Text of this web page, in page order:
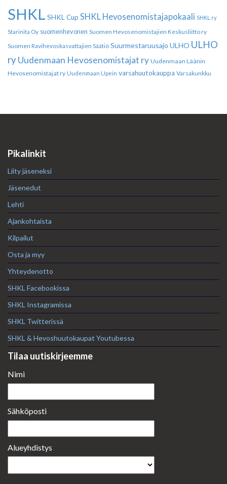
SHKL SHKL Cup SHKL Hevosenomistajapokaali SHKL ry
Starinita Oy suomenhevonen Suomen Hevosenomistajien Keskusliitto ry
Suomen Ravihevoskasvattajien Säätiö Suurmestaruusajo ULHO ULHO
ryUudenmaan Hevosenomistajat ry Uudenmaan Läänin
Hevosenomistajat ry Uudenmaan Upein varsahuutokauppa Varsakunkku
Pikalinkit
Liity jäseneksi
Jäsenedut
Lehti
Ajankohtaista
Kilpailut
Osta ja myy
Yhteydenotto
SHKL Facebookissa
SHKL Instagramissa
SHKL Twitterissä
SHKL & Hevoshuutokaupat Youtubessa
Tilaa uutiskirjeemme
Nimi
Sähköposti
Alueyhdistys